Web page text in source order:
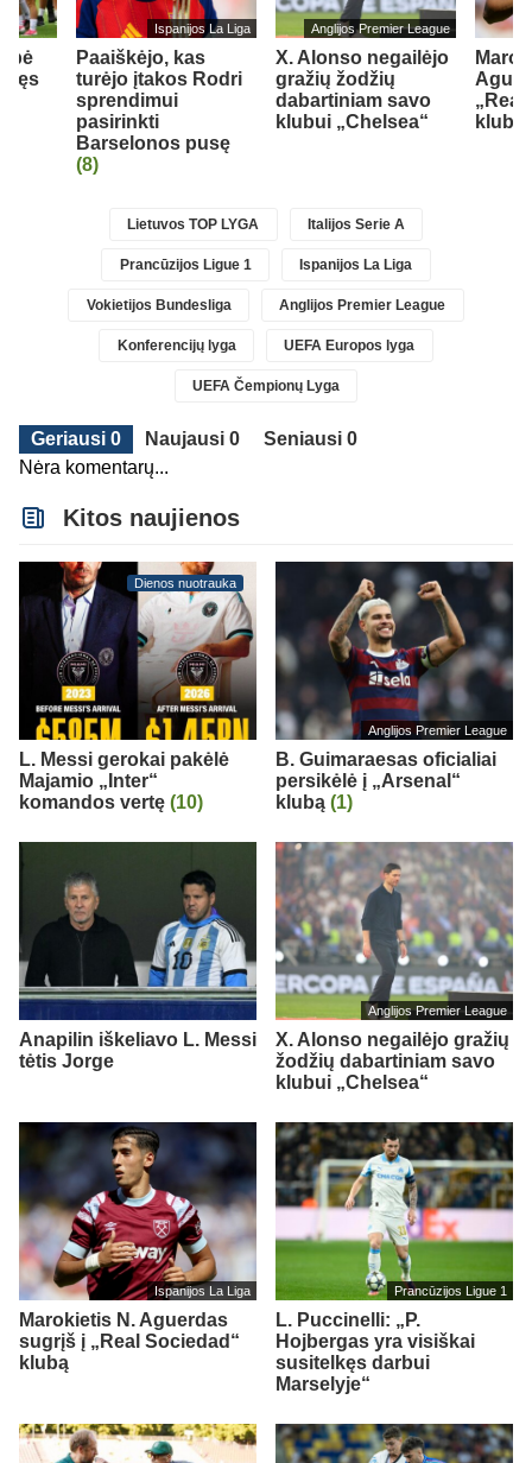
tęs
Ispanijos La Liga
Paaiškėjo, kas
turėjo įtakos Rodri
sprendimui
pasirinkti
Barselonos pusę
(8)
Anglijos Premier League
X. Alonso negailėjo
gražių žodžių
dabartiniam savo
klubui „Chelsea“
„Real
klubą
Lietuvos TOP LYGA Italijos Serie A
Prancūzijos Ligue 1 Ispanijos La Liga
Vokietijos Bundesliga Anglijos Premier League
Konferencijų lyga UEFA Europos lyga
UEFA Čempionų Lyga
Geriausi 0 Naujausi 0
Seniausi 0
Nėra komentarų...
Kitos naujienos
Dienos nuotrauka
L. Messi gerokai pakėlė
Majamio „Inter“
komandos vertę (10)
Anglijos Premier League
B. Guimaraesas oficialiai
persikėlė į „Arsenal“
klubą (1)
Anapilin iškeliavo L. Messi
tėtis Jorge
Anglijos Premier League
X. Alonso negailėjo gražių
žodžių dabartiniam savo
klubui „Chelsea“
Ispanijos La Liga
Marokietis N. Aguerdas
sugrįš į „Real Sociedad“
klubą
Prancūzijos Ligue 1
L. Puccinelli: „P.
Hojbergas yra visiškai
susitelkęs darbui
Marselyje“